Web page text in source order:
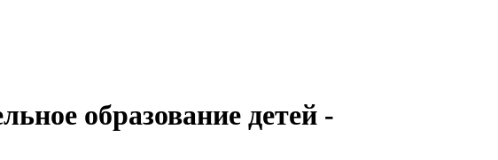
образование детей -